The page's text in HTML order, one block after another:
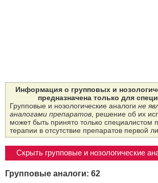
Информация о групповых и
предназначена только для
Групповые и нозологические аналоги не
аналогами препаратов , решение об их
может быть принято только специалистом
терапии в отсутствие препаратов первой
Скрыть групповые и нозологические
Групповые аналоги: 62